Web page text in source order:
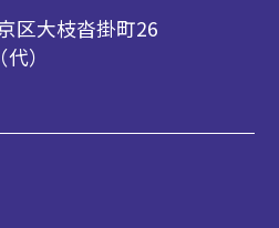
区大枝沓掛町26
）